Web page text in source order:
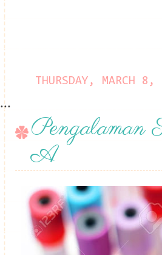
THURSDAY, MARCH 8,
...
Pengalaman
A